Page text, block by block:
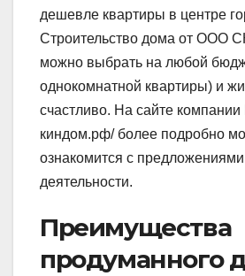
дешевле квартиры в центре
Строительство дома от ООО
можно выбрать на любой
однокомнатной квартиры) и
счастливо. На сайте компании
киндом.рф/ более подробно
ознакомится с
деятельности.
Преимущества
продуманного